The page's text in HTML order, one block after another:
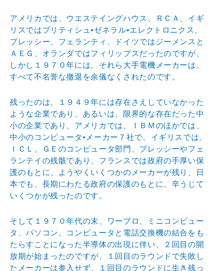
アメリカでは、ウエステイングハウス、ＲＣＡ、イギ
リスではブリティシュ•ゼネラル•エレクトロニクス、
プレッシー、フェランティ、ドイツではジーメンスと
ＡＥＧ、オランダではフィリップスだったのですが、
しかし１９７０年には、それら大手電機メーカーは、
すべて不名誉な撤退を余儀なくされたのです。
残ったのは、１９４９年には存在さえしていなかった
ような企業であり、あるいは、限界的な存在だった中
小の企業であり、アメリカでは、ＩＢＭのほかでは、
中小のコンピュータ•メーカー７社で、イギリスでは、
ＩＣＬ、ＧＥのコンピュータ部門、プレッシーやフェ
ランテイの残骸であり、フランスでは政府の手厚い保
護のもとに、ようやくいくつかのメーカーが残り、日
本でも、長期にわたる政府の保護のもとに、辛うじて
いくつかが残ったのです。
そして１９７０年代の末、ワープロ、ミニコンピュー
タ、パソコン、コンピュータと電話交換機の結合をも
たらすことになった半導体の出現に伴い、２回目の開
放期が始まったのですが、１回目のラウンドで失敗し
たメーカーは参入せず、１回目のラウンドに生き残っ